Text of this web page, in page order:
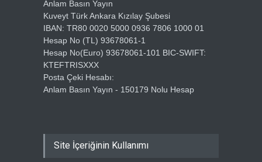
Anlam Basın Yayın
Kuveyt Türk Ankara Kızılay Şubesi
IBAN: TR80 0020 5000 0936 7806 1000 01
Hesap No (TL) 93678061-1
Hesap No(Euro) 93678061-101 BIC-SWIFT:
KTEFTRISXXX
Posta Çeki Hesabı:
Anlam Basın Yayın - 150179 Nolu Hesap
Site İçeriğinin Kullanımı